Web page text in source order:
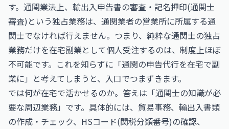
す。通関業法上、輸出入申告書の審査・記名押印(通関士
審査)という独占業務は、通関業者の営業所に所属する通
関士でなければ行えません。つまり、純粋な通関士の独占
業務だけを在宅副業として個人受注するのは、制度上ほぼ
不可能です。これを知らずに「通関の申告代行を在宅で副
業に」と考えてしまうと、入口でつまずきます。
では何が在宅で活かせるのか。答えは「通関士の知識が必
要な周辺業務」です。具体的には、貿易事務、輸出入書類
の作成・チェック、HSコード(関税分類番号)の確認、